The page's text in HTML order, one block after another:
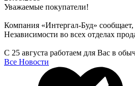
Уважаемые покупатели!
Компания «Интергал-Буд»
Независимости во всех отделах
С 25 августа работаем для Вас в
Все Новости